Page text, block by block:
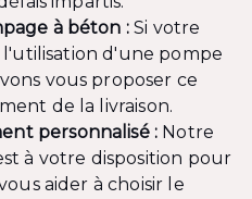
à béton :Si votre
d'une pompe
vous proposer ce
de la livraison.
personnalisé : Notre
à votre disposition pour
aider à choisir le